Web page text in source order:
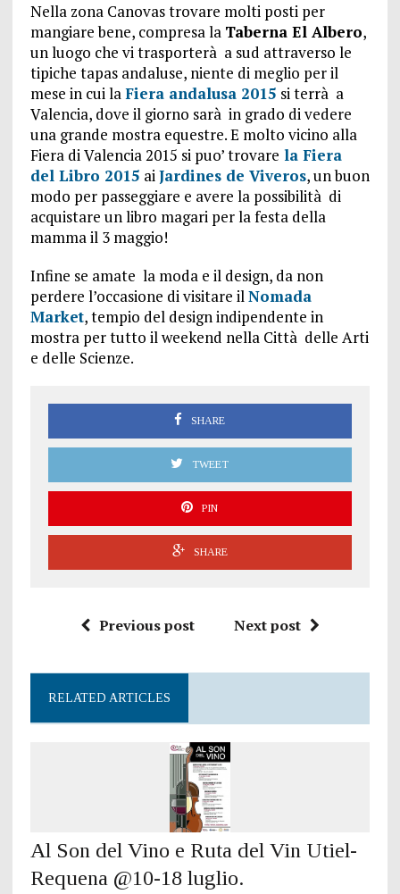
Nella zona Canovas trovare molti posti per
mangiare bene, compresa la Taberna El Albero,
un luogo che vi trasporterà a sud attraverso le
tipiche tapas andaluse, niente di meglio per il
mese in cui laFiera andalusa 2015 si terrà a
Valencia, dove il giorno sarà in grado di vedere
una grande mostra equestre. E molto vicino alla
Fiera di Valencia 2015 si puo’ trovare la Fiera
del Libro 2015 aiJardines de Viveros, un buon
modo per passeggiare e avere la possibilità di
acquistare un libro magari per la festa della
mamma il 3 maggio!
Infine se amate la moda e il design, da non
perdere l’occasione di visitare ilNomada
Market, tempio del design indipendente in
mostra per tutto il weekend nella Città delle Arti
e delle Scienze.
SHARE
TWEET
PIN
SHARE
Previous post Next post
RELATED ARTICLES
Al Son del Vino e Ruta del Vin Utiel-
Requena @10-18 luglio.